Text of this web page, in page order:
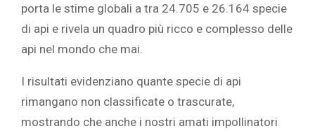
porta le stime globali a tra 24.705 e 26.164 specie
di api e rivela un quadro più ricco e complesso delle
api nel mondo che mai.
I risultati evidenziano quante specie di api
rimangano non classificate o trascurate,
mostrando che anche i nostri amati impollinatori